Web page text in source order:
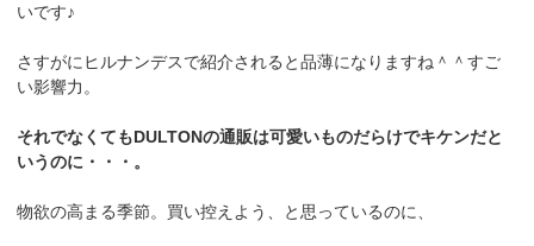
いです♪
さすがにヒルナンデスで紹介されると品薄になりますね＾＾すご
い影響力。
それでなくてもDULTONの通販は可愛いものだらけでキケンだと
いうのに・・・。
物欲の高まる季節。買い控えよう、と思っているのに、